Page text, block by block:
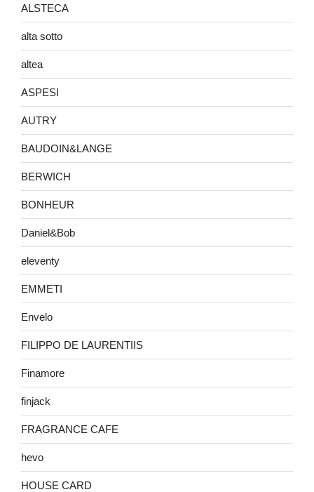
ALSTECA
alta sotto
altea
ASPESI
AUTRY
BAUDOIN&LANGE
BERWICH
BONHEUR
Daniel&Bob
eleventy
EMMETI
Envelo
FILIPPO DE LAURENTIIS
Finamore
finjack
FRAGRANCE CAFE
hevo
HOUSE CARD